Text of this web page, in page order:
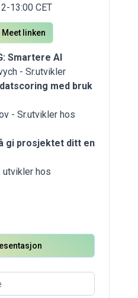
13:00 CET
linken
Smartere AI
- Sr.utvikler
med bruk
- Sr.utvikler hos
gi prosjektet ditt en
hos